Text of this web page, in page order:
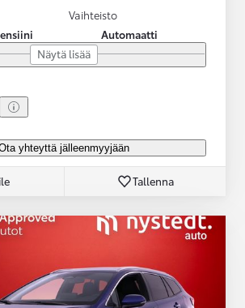
Vaihteisto
Automaatti
Näytä lisää
yhteyttä jälleenmyyjään
Tallenna